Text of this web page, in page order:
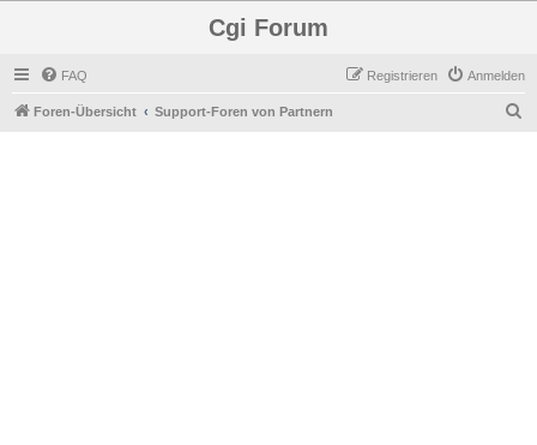
Cgi Forum
FAQ Anmelden
Registrieren
Foren-Übersicht Support-Foren von Partnern